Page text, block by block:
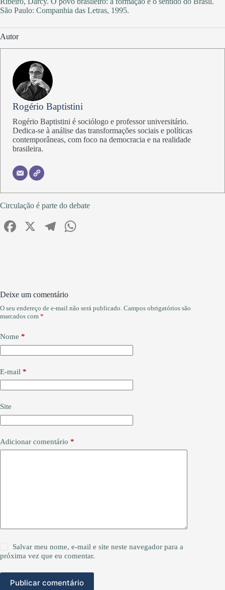
São Paulo: Companhia das Letras, 1995.
Autor
Rogério Baptistini
Rogério Baptistini é sociólogo e professor universitário.
Dedica-se à análise das transformações sociais e políticas
contemporâneas, com foco na democracia e na realidade
brasileira.
Circulação é parte do debate
Fa X
Te
m
Deixe um comentário
O seu endereço de e-mail não será publicado. Campos obrigatórios são
marcados com *
Nome *
E-mail *
Site
Adicionar comentário *
Salvar meu nome, e-mail e site neste navegador para a
próxima vez que eu comentar.
Publicar comentário